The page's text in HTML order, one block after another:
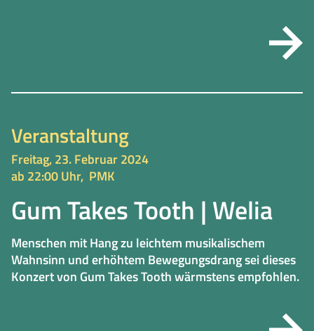
Veranstaltung
Freitag, 23. Februar 2024
ab 22:00 Uhr, PMK
Gum Takes Tooth | Welia
Menschen mit Hang zu leichtem musikalischem
Wahnsinn und erhöhtem Bewegungsdrang sei dieses
Konzert von Gum Takes Tooth wärmstens empfohlen.